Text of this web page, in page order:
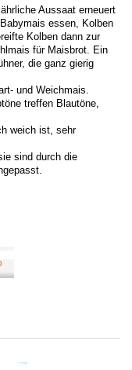
Aussaat erneuert
essen, Kolben
Kolben dann zur
für Maisbrot. Ein
die ganz gierig
und Weichmais.
treffen Blautöne,
weich ist, sehr
sind durch die